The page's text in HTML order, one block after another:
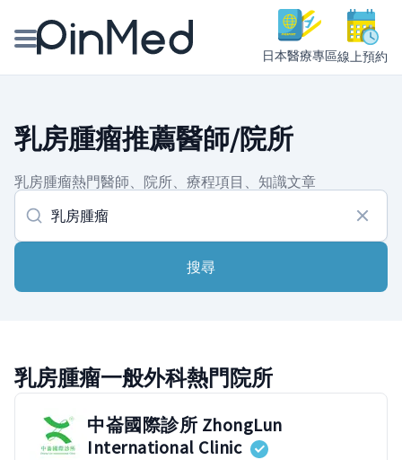
日本醫療專區線上預約
醫師專欄專訪
健康主題館
我是醫療人員
乳房腫瘤推薦醫師/院所
乳房腫瘤熱門醫師、院所、療程項目、知識文章
搜尋
乳房腫瘤一般外科熱門院所
中崙國際診所 ZhongLun
International Clinic